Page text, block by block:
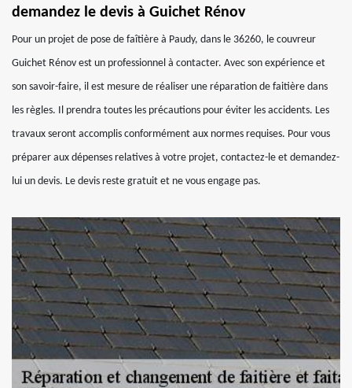
demandez le devis à Guichet Rénov
Pour un projet de pose de faîtière à Paudy, dans le 36260, le couvreur
Guichet Rénov est un professionnel à contacter. Avec son expérience et
son savoir-faire, il est mesure de réaliser une réparation de faitière dans
les règles. Il prendra toutes les précautions pour éviter les accidents. Les
travaux seront accomplis conformément aux normes requises. Pour vous
préparer aux dépenses relatives à votre projet, contactez-le et demandez-
lui un devis. Le devis reste gratuit et ne vous engage pas.